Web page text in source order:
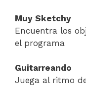
Muy Sketchy
Encuentra los
el programa
Guitarreando
Juega al ritmo